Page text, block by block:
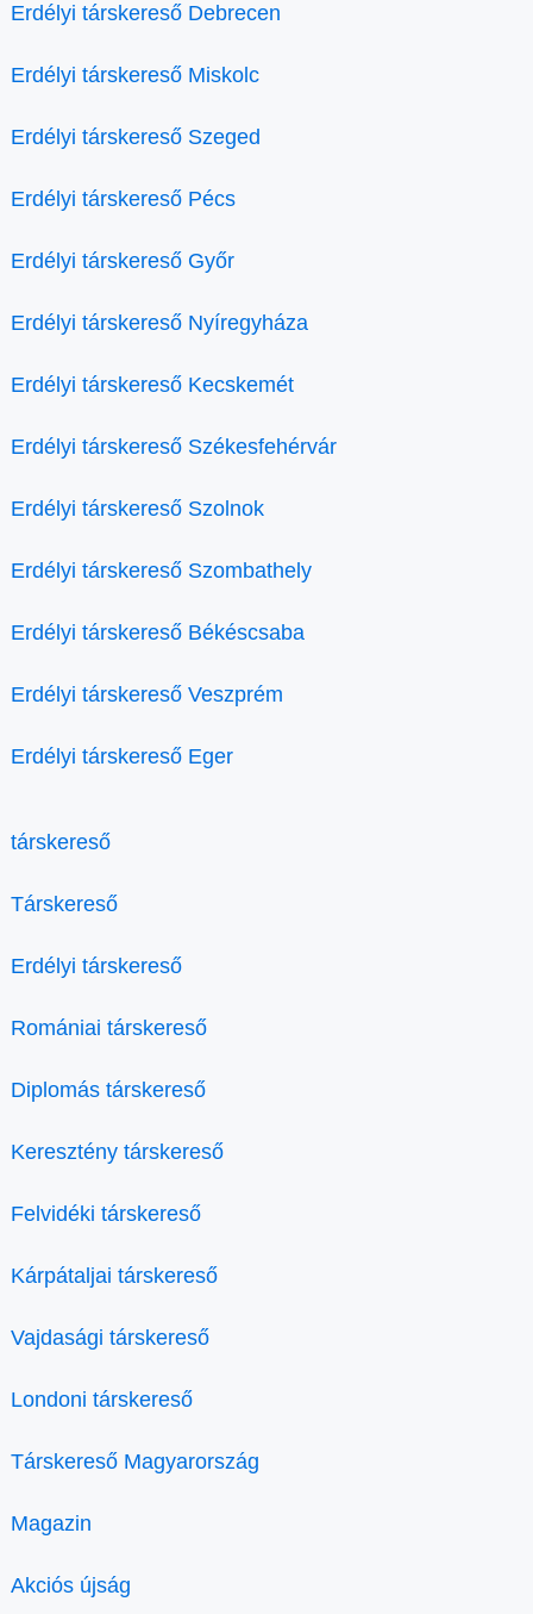
Erdélyi társkereső Debrecen
Erdélyi társkereső Miskolc
Erdélyi társkereső Szeged
Erdélyi társkereső Pécs
Erdélyi társkereső Győr
Erdélyi társkereső Nyíregyháza
Erdélyi társkereső Kecskemét
Erdélyi társkereső Székesfehérvár
Erdélyi társkereső Szolnok
Erdélyi társkereső Szombathely
Erdélyi társkereső Békéscsaba
Erdélyi társkereső Veszprém
Erdélyi társkereső Eger
társkereső
Társkereső
Erdélyi társkereső
Romániai társkereső
Diplomás társkereső
Keresztény társkereső
Felvidéki társkereső
Kárpátaljai társkereső
Vajdasági társkereső
Londoni társkereső
Társkereső Magyarország
Magazin
Akciós újság